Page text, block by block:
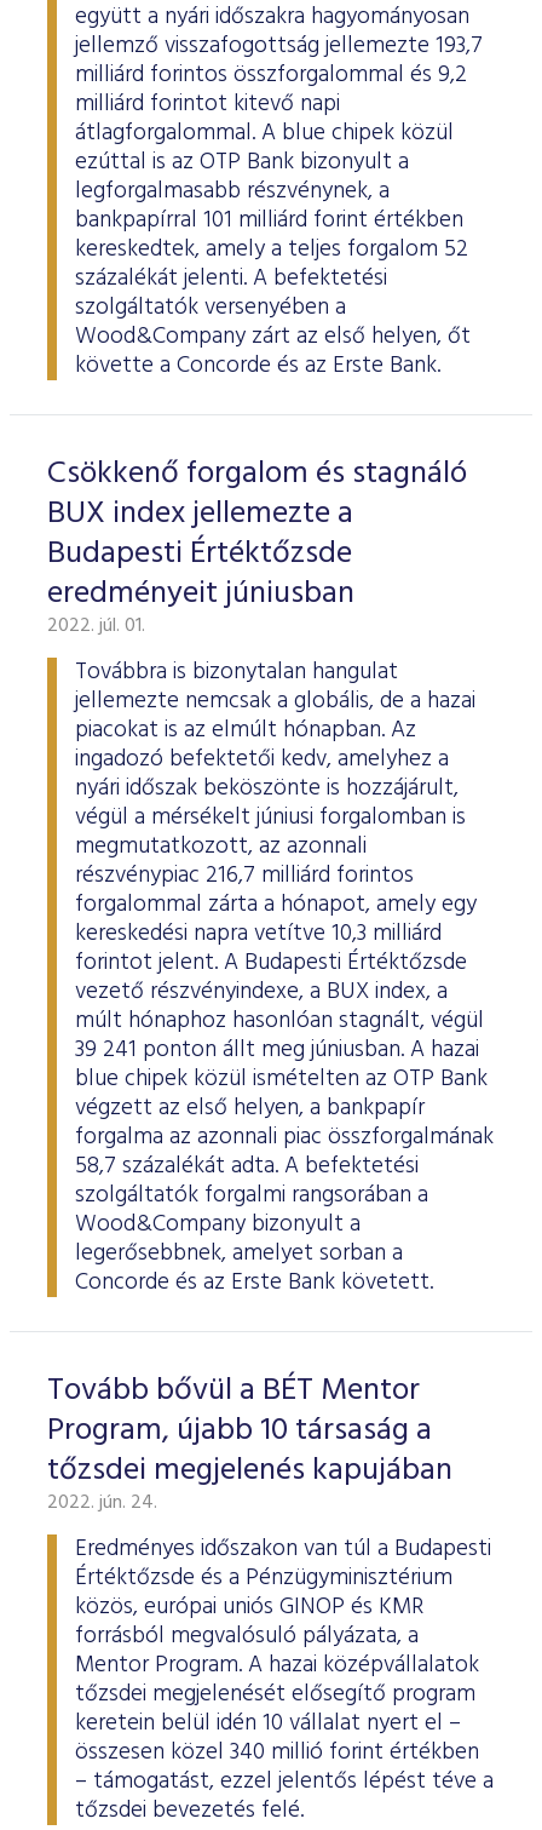
együtt a nyári időszakra hagyományosan
jellemző visszafogottság jellemezte 193,7
milliárd forintos összforgalommal és 9,2
milliárd forintot kitevő napi
átlagforgalommal. A blue chipek közül
ezúttal is az OTP Bank bizonyult a
legforgalmasabb részvénynek, a
bankpapírral 101 milliárd forint értékben
kereskedtek, amely a teljes forgalom 52
százalékát jelenti. A befektetési
szolgáltatók versenyében a
Wood&Company zárt az első helyen, őt
követte a Concorde és az Erste Bank.
Csökkenő forgalom és stagnáló
BUX index jellemezte a
Budapesti Értéktőzsde
eredményeit júniusban
2022. júl. 01.
Továbbra is bizonytalan hangulat
jellemezte nemcsak a globális, de a hazai
piacokat is az elmúlt hónapban. Az
ingadozó befektetői kedv, amelyhez a
nyári időszak beköszönte is hozzájárult,
végül a mérsékelt júniusi forgalomban is
megmutatkozott, az azonnali
részvénypiac 216,7 milliárd forintos
forgalommal zárta a hónapot, amely egy
kereskedési napra vetítve 10,3 milliárd
forintot jelent. A Budapesti Értéktőzsde
vezető részvényindexe, a BUX index, a
múlt hónaphoz hasonlóan stagnált, végül
39 241 ponton állt meg júniusban. A hazai
blue chipek közül ismételten az OTP Bank
végzett az első helyen, a bankpapír
forgalma az azonnali piac összforgalmának
58,7 százalékát adta. A befektetési
szolgáltatók forgalmi rangsorában a
Wood&Company bizonyult a
legerősebbnek, amelyet sorban a
Concorde és az Erste Bank követett.
Tovább bővül a BÉT Mentor
Program, újabb 10 társaság a
tőzsdei megjelenés kapujában
2022. jún. 24.
Eredményes időszakon van túl a Budapesti
Értéktőzsde és a Pénzügyminisztérium
közös, európai uniós GINOP és KMR
forrásból megvalósuló pályázata, a
Mentor Program. A hazai középvállalatok
tőzsdei megjelenését elősegítő program
keretein belül idén 10 vállalat nyert el –
összesen közel 340 millió forint értékben
– támogatást, ezzel jelentős lépést téve a
tőzsdei bevezetés felé.